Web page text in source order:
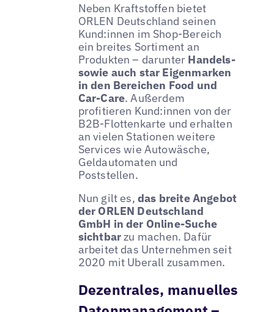
Neben Kraftstoffen bietet
ORLEN Deutschland seinen
Kund:innen im Shop-Bereich
ein breites Sortiment an
Produkten – darunter Handels-
sowie auch star Eigenmarken
in den Bereichen Food und
Car-Care. Außerdem
profitieren Kund:innen von der
B2B-Flottenkarte und erhalten
an vielen Stationen weitere
Services wie Autowäsche,
Geldautomaten und
Poststellen.
Nun gilt es, das breite Angebot
der ORLEN Deutschland
GmbH in der Online-Suche
sichtbarzu machen. Dafür
arbeitet das Unternehmen seit
2020 mit Uberall zusammen.
Dezentrales, manuelles